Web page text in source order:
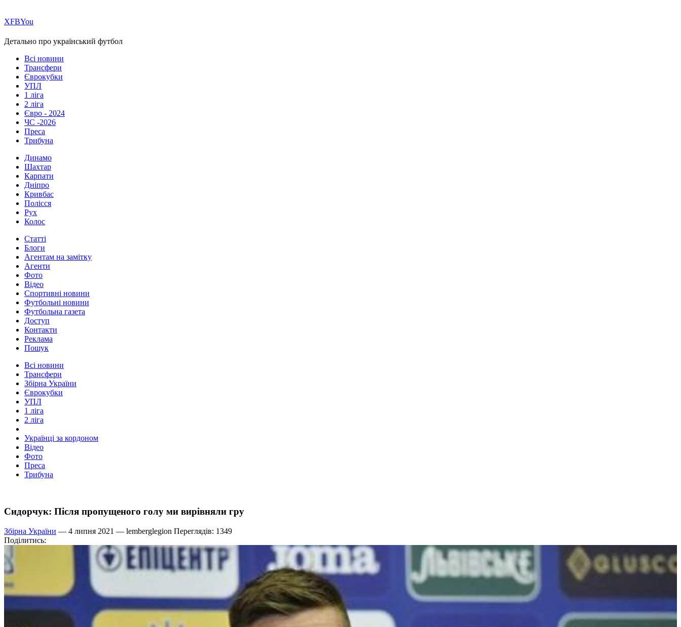
ХFBYou
Детально про український футбол
Всі новини
Трансфери
Єврокубки
УПЛ
1 ліга
2 ліга
Євро - 2024
ЧС -2026
Преса
Трибуна
Динамо
Шахтар
Карпати
Дніпро
Кривбас
Полісся
Рух
Колос
Статті
Блоги
Агентам на замітку
Агенти
Фото
Відео
Спортивні новини
Футбольні новини
Футбольна газета
Доступ
Контакти
Реклама
Пошук
Всі новини
Трансфери
Збірна України
Єврокубки
УПЛ
1 ліга
2 ліга
Українці за кордоном
Відео
Фото
Преса
Трибуна
Сидорчук: Після пропущеного голу ми вирівняли гру
Збірна України — 4 липня 2021 — lemberglegion Переглядів: 1349
Поділитись: